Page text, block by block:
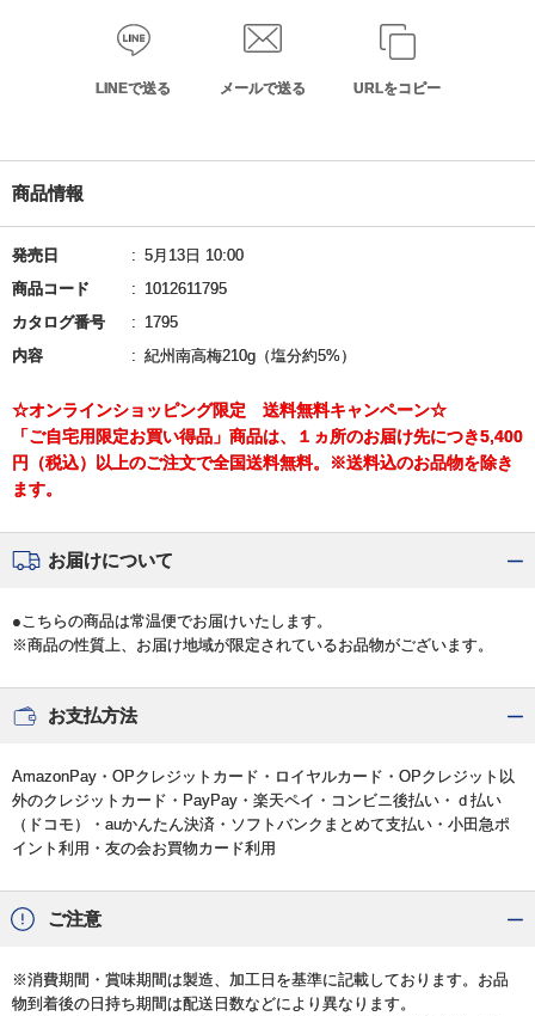
LINEで送る メールで送る URLをコピー
商品情報
発売日
5月13日 10:00
商品コード
1012611795
カタログ番号
1795
内容
紀州南高梅210g（塩分約5%）
☆オンラインショッピング限定 送料無料キャンペーン☆
「ご自宅用限定お買い得品」商品は、１ヵ所のお届け先につき5,400
円（税込）以上のご注文で全国送料無料。※送料込のお品物を除き
ます。
お届けについて
●こちらの商品は常温便でお届けいたします。
※商品の性質上、お届け地域が限定されているお品物がございます。
お支払方法
AmazonPay・OPクレジットカード・ロイヤルカード・OPクレジット以
外のクレジットカード・PayPay・楽天ペイ・コンビニ後払い・ｄ払い
（ドコモ）・auかんたん決済・ソフトバンクまとめて支払い・小田急ポ
イント利用・友の会お買物カード利用
ご注意
※消費期間・賞味期間は製造、加工日を基準に記載しております。お品
物到着後の日持ち期間は配送日数などにより異なります。